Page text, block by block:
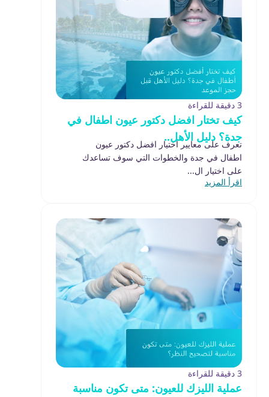
3 دقيقة للقراءة
كيف تختار افضل دكتور عيون اطفال في
جدة؟ دليل الأهل..
تعرف على معايير اختيار افضل دكتور عيون
اطفال في جدة والخطوات التي سوف تساعدك
على اختيار ال...
اقرأ المزيد
3 دقيقة للقراءة
عملية الليزك للعيون: متى تكون مناسبة